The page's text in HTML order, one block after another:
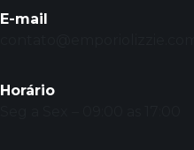
E-mail
Horário